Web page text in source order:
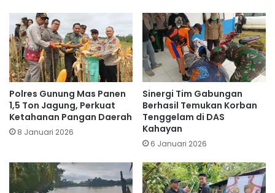
Polres Gunung Mas Panen
1,5 Ton Jagung, Perkuat
Ketahanan Pangan Daerah
8 Januari 2026
Sinergi Tim Gabungan
Berhasil Temukan Korban
Tenggelam di DAS
Kahayan
6 Januari 2026